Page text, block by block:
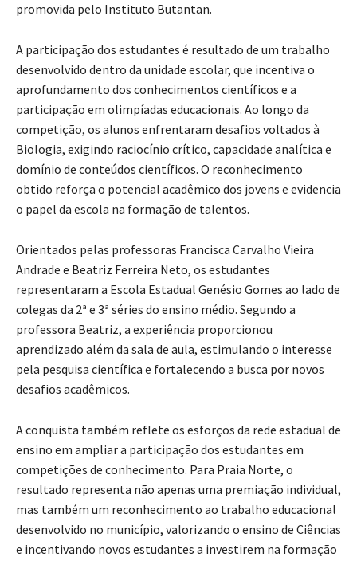
promovida pelo Instituto Butantan.
A participação dos estudantes é resultado de um trabalho
desenvolvido dentro da unidade escolar, que incentiva o
aprofundamento dos conhecimentos científicos e a
participação em olimpíadas educacionais. Ao longo da
competição, os alunos enfrentaram desafios voltados à
Biologia, exigindo raciocínio crítico, capacidade analítica e
domínio de conteúdos científicos. O reconhecimento
obtido reforça o potencial acadêmico dos jovens e evidencia
o papel da escola na formação de talentos.
Orientados pelas professoras Francisca Carvalho Vieira
Andrade e Beatriz Ferreira Neto, os estudantes
representaram a Escola Estadual Genésio Gomes ao lado de
colegas da 2ª e 3ª séries do ensino médio. Segundo a
professora Beatriz, a experiência proporcionou
aprendizado além da sala de aula, estimulando o interesse
pela pesquisa científica e fortalecendo a busca por novos
desafios acadêmicos.
A conquista também reflete os esforços da rede estadual de
ensino em ampliar a participação dos estudantes em
competições de conhecimento. Para Praia Norte, o
resultado representa não apenas uma premiação individual,
mas também um reconhecimento ao trabalho educacional
desenvolvido no município, valorizando o ensino de Ciências
e incentivando novos estudantes a investirem na formação